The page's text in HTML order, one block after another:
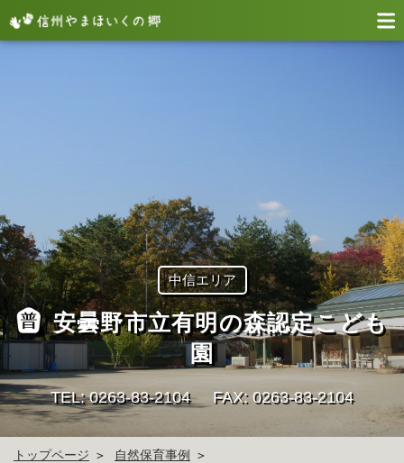
中信エリア
安曇野市立有明の森認定こども
園
TEL: 0263-83-2104 FAX: 0263-83-2104
トップページ
自然保育事例